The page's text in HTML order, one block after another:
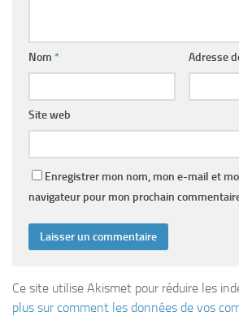
Nom * Adresse
Site web
Enregistrer mon nom, mon e-mail et
navigateur pour mon prochain
Ce site utilise Akismet pour réduire les
plus sur comment les données de vos